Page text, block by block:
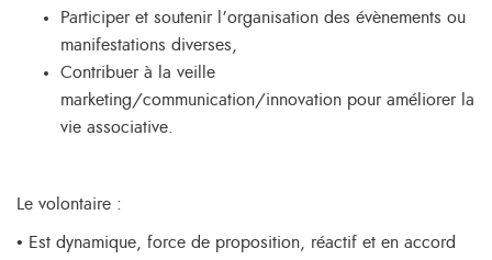
Participer et soutenir l’organisation des évènements ou
manifestations diverses,
Contribuer à la veille
marketing/communication/innovation pour améliorer la
vie associative.
Le volontaire :
• Est dynamique, force de proposition, réactif et en accord